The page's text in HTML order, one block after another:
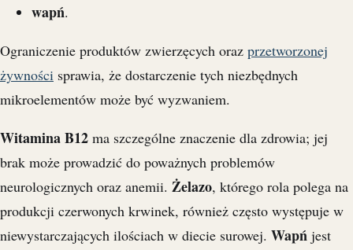
wapń.
Ograniczenie produktów zwierzęcych oraz przetworzonej
żywności sprawia, że dostarczenie tych niezbędnych
mikroelementów może być wyzwaniem.
Witamina B12 ma szczególne znaczenie dla zdrowia; jej
brak może prowadzić do poważnych problemów
neurologicznych oraz anemii. Żelazo, którego rola polega na
produkcji czerwonych krwinek, również często występuje w
niewystarczających ilościach w diecie surowej. Wapń jest